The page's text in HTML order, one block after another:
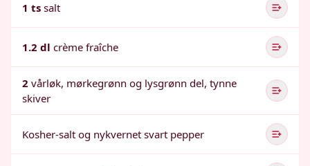
1 ts salt
1.2 dl crème fraîche
2 vårløk, mørkegrønn og lysgrønn del, tynne
skiver
Kosher-salt og nykvernet svart pepper